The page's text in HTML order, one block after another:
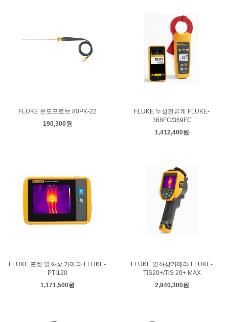
FLUKE 온도프로브 80PK-22
190,300원
FLUKE 누설전류계 FLUKE-
368FC/369FC
1,412,400원
FLUKE 포켓 열화상 카메라 FLUKE-
PTI120
1,171,500원
FLUKE 열화상카메라 FLUKE-
TiS20+/TiS 20+ MAX
2,940,300원